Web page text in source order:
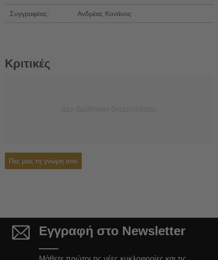
Συγγραφέας: Ανδρέας Κονάνος
Κριτικές
Πες μας τη γνώμη σου
Εγγραφή στο Newsletter